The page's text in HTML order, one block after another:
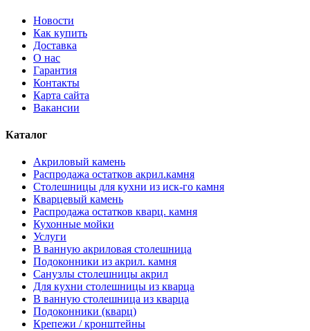
Новости
Как купить
Доставка
О нас
Гарантия
Контакты
Карта сайта
Вакансии
Каталог
Акриловый камень
Распродажа остатков акрил.камня
Столешницы для кухни из иск-го камня
Кварцевый камень
Распродажа остатков кварц. камня
Кухонные мойки
Услуги
В ванную акриловая столешница
Подоконники из акрил. камня
Санузлы столешницы акрил
Для кухни столешницы из кварца
В ванную столешница из кварца
Подоконники (кварц)
Крепежи / кронштейны